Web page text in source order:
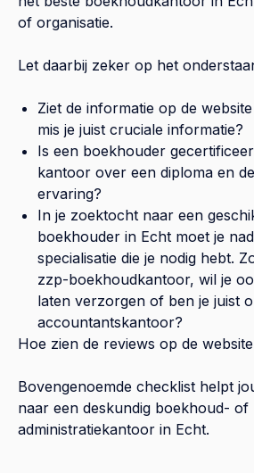
of organisatie.
Let daarbij zeker op het
Ziet de informatie op de
mis je juist cruciale informatie?
Is een boekhouder
kantoor over een diploma en
ervaring?
In je zoektocht naar een
boekhouder in Echt moet je
specialisatie die je nodig hebt.
zzp-boekhoudkantoor, wil je
laten verzorgen of ben je juist
accountantskantoor?
Hoe zien de reviews op de
Bovengenoemde checklist helpt
naar een deskundig boekhoud- of
administratiekantoor in Echt.